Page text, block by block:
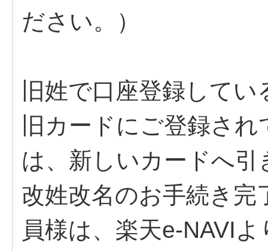
ださい。）
旧姓で口座登録してい
旧カードにご登録さ
は、新しいカードへ引
改姓改名のお手続き完
員様は、楽天e-NAVI